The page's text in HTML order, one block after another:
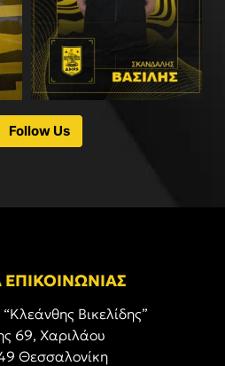
Follow Us
ΕΠΙΚΟΙΝΩΝΙΑΣ
Βικελίδης”
69, Χαριλάου
Θεσσαλονίκη